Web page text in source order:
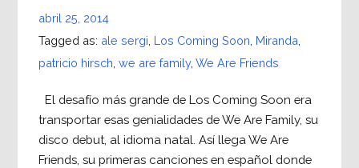
abril 25, 2014
Tagged as: ale sergi Los Coming Soon Miranda
patricio hirsch we are family, We Are Friends
El desafío más grande de Los Coming Soon era
transportar esas genialidades de We Are Family, su
disco debut, al idioma natal. Así llega We Are
Friends, su primeras canciones en español donde